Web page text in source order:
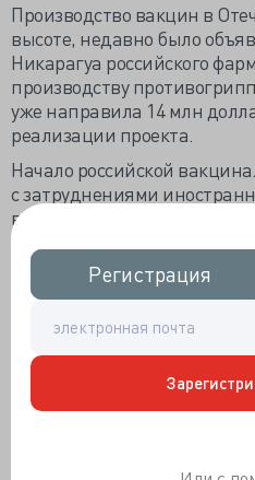
Регистрация
Регистрация
Производство вакцин в
высоте, недавно было
Никарагуа российского
производству
уже направила 14 млн
реализации проекта.
Начало российской
с затруднениями
в Россию. Руководитель
был написать российским
проблемах с поставкой
используемой для
завезла в необходимом
препарата, но не может её
изменения процедуры
объём препаратов, на